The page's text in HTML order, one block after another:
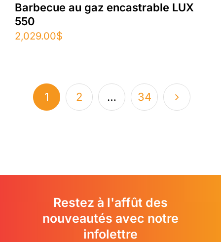
Barbecue au gaz encastrable LUX
550
2,029.00$
1 2 … 34
Restez à l'affût des
nouveautés avec notre
infolettre